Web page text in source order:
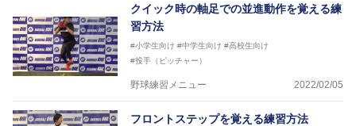
クイック時の軸足での並進動作を覚える練
習方法
#小学生向け #中学生向け #高校生向け
#投手（ピッチャー）
野球練習メニュー 2022/02/05
フロントステップを覚える練習方法